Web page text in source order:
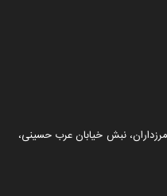
نبش خیابان عرب حسینی،